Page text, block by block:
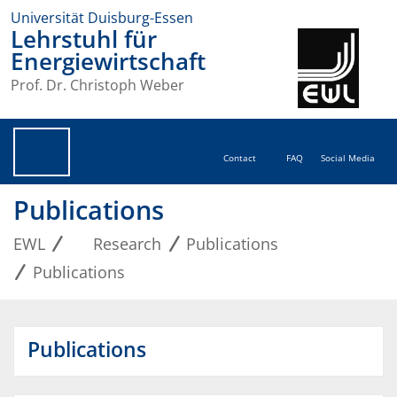
Universität Duisburg-Essen
Lehrstuhl für
Energiewirtschaft
Prof. Dr. Christoph Weber
Contact FAQ Social Media
Publications
EWL Research
Publications
Publications
Publications